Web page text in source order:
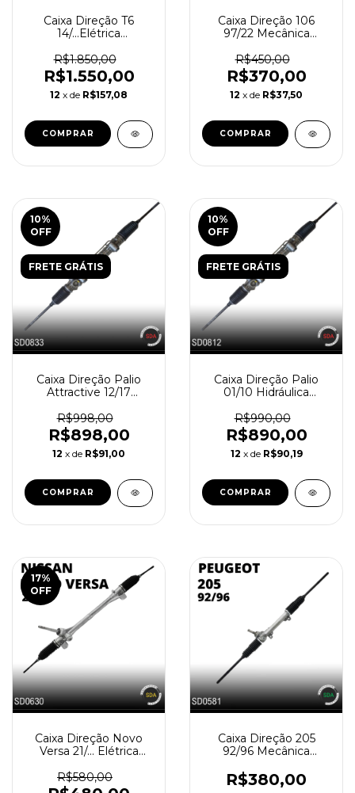
Caixa Direção T6
14/...Elétrica
SD0626-0
R$1.850,00
R$1.550,00
12 x de R$157,08
Caixa Direção 106
97/22 Mecânica
SD0559-0
R$450,00
R$370,00
12 x de R$37,50
10%
OFF
FRETE GRÁTIS
Caixa Direção Palio
Attractive 12/17
Reindustrializada
SD0833-4
R$998,00
R$898,00
12 x de R$91,00
10%
OFF
FRETE GRÁTIS
Caixa Direção Palio
01/10 Hidráulica
SD0812-0
R$990,00
R$890,00
12 x de R$90,19
17%
OFF
Caixa Direção Novo
Versa 21/... Elétrica
SD0630-1
R$580,00
Caixa Direção 205
92/96 Mecânica
SD0581-0
R$380,00